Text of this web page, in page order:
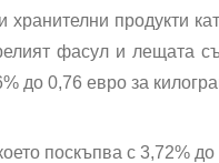
хранителни продукти
фасул и лещата
до 0,76 евро за
поскъпва с 3,72% до